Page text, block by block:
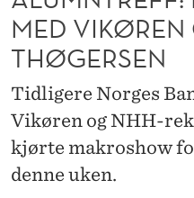
M
A
K
R
MED VIKØREN
THØGERSEN
Tidligere Norges
Vikøren og NHH-
kjørte makroshow
denne uken.